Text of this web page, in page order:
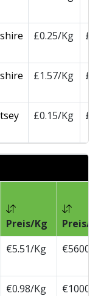
£0.25/Kg
£1.57/Kg
£0.15/Kg
Preis/Kg
Preis/
€5.51/Kg €5600/
€0.98/Kg €1000/